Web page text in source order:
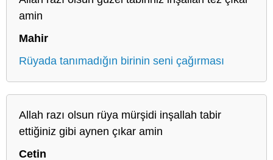
amin
Mahir
Rüyada tanımadığın birinin seni çağırması
Allah razı olsun rüya mürşidi inşallah tabir
ettiğiniz gibi aynen çıkar amin
Cetin